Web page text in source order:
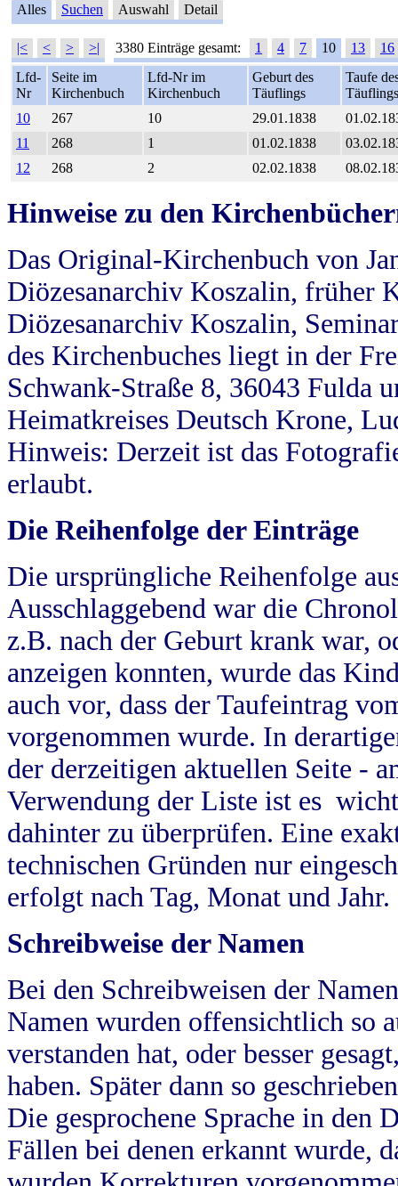
Alles Suchen Auswahl Detail
|< < > >| 3380 Einträge gesamt: 1 4 7 10 13
16
Lfd-
Nr
Seite im
Kirchenbuch
Lfd-Nr im
Kirchenbuch
Geburt des
Täuflings
Taufe
Täuflings
10
267 10 29.01.1838
11
268 1 01.02.1838
12
268 2 02.02.1838
Hinweise zu den
Das Original-Kirchenbuch von
Diözesanarchiv Koszalin, früher
Diözesanarchiv Koszalin,
des Kirchenbuches liegt in der
Schwank-Straße 8, 36043 Fulda
Heimatkreises Deutsch Krone,
Hinweis: Derzeit ist das
erlaubt.
Die Reihenfolge der Einträge
Die ursprüngliche Reihenfolge
Ausschlaggebend war die
z.B. nach der Geburt krank war,
anzeigen konnten, wurde das
auch vor, dass der Taufeintrag
vorgenommen wurde. In
der derzeitigen aktuellen Seite -
Verwendung der Liste ist es
dahinter zu überprüfen. Eine
technischen Gründen nur
erfolgt nach Tag, Monat und Jahr.
Schreibweise der Namen
Bei den Schreibweisen der
Namen wurden offensichtlich so
verstanden hat, oder besser
haben. Später dann so
Die gesprochene Sprache in
Fällen bei denen erkannt wurde,